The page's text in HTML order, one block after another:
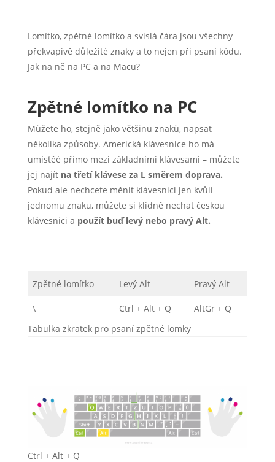
Lomítko, zpětné lomítko a svislá čára jsou všechny
překvapivě důležité znaky a to nejen při psaní kódu.
Jak na ně na PC a na Macu?
Zpětné lomítko na PC
Můžete ho, stejně jako většinu znaků, napsat
několika způsoby. Americká klávesnice ho má
umístěé přímo mezi základními klávesami – můžete
jej najít na třetí klávese za L směrem doprava.
Pokud ale nechcete měnit klávesnici jen kvůli
jednomu znaku, můžete si klidně nechat českou
klávesnici a použít buď levý nebo pravý Alt.
Zpětné lomítko Levý Alt Pravý Alt
\ Ctrl + Alt + Q
AltGr + Q
Tabulka zkratek pro psaní zpětné lomky
Ctrl + Alt + Q